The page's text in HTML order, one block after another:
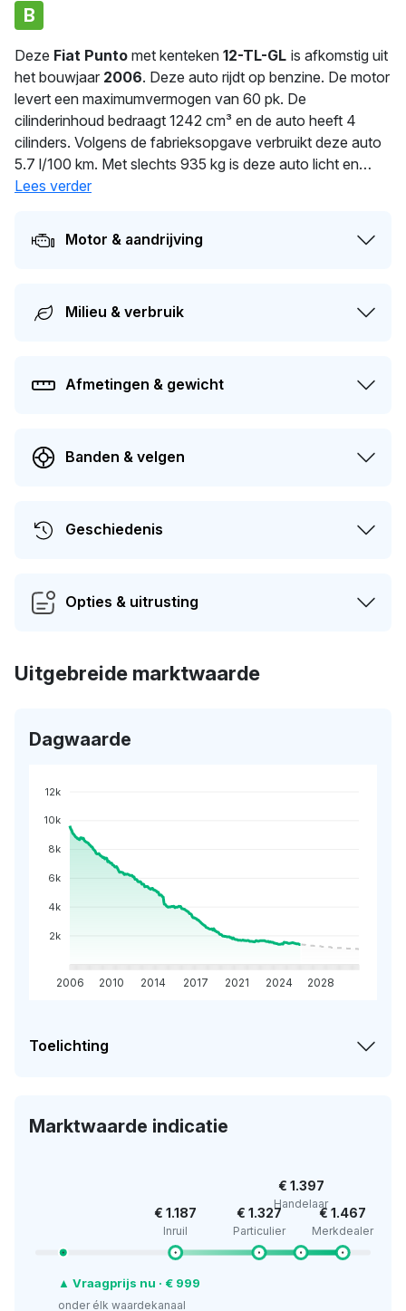
B
Deze Fiat Punto met kenteken 12-TL-GL is afkomstig uit
het bouwjaar 2006. Deze auto rijdt op benzine. De motor
levert een maximumvermogen van 60 pk. De
cilinderinhoud bedraagt 1242 cm³ en de auto heeft 4
cilinders. Volgens de fabrieksopgave verbruikt deze auto
5.7 l/100 km. Met slechts 935 kg is deze auto licht en
wendbaar. De auto wisselde in 2025 voor het laatst van
sinds de registratie 1 keer van eigenaar gewisseld. De
actuele waarde van dit voertuig is naar schatting
€ 1.400
Lees verder
Motor & aandrijving
Milieu & verbruik
Afmetingen & gewicht
Banden & velgen
Geschiedenis
Opties & uitrusting
Uitgebreide marktwaarde
Dagwaarde
12k
10k
8k
6k
4k
2k
2006 2010 2014 2017 2021 2024 2028
Toelichting
Marktwaarde indicatie
€ 1.187
Inruil
€ 1.327
Particulier
€ 1.397
Handelaar
€ 1.467
Merkdealer
▲ Vraagprijs nu · € 999
onder élk waardekanaal